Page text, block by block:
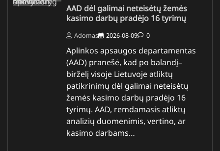
AAD dėl galimai neteisėtų žemės
kasimo darbų pradėjo 16 tyrimų
Adomas 2026-08-09 0
Aplinkos apsaugos departamentas
(AAD) pranešė, kad po balandį–
birželį visoje Lietuvoje atliktų
patikrinimų dėl galimai neteisėtų
žemės kasimo darbų pradėjo 16
tyrimų. AAD, remdamasis atliktų
analizių duomenimis, vertino, ar
kasimo darbams…